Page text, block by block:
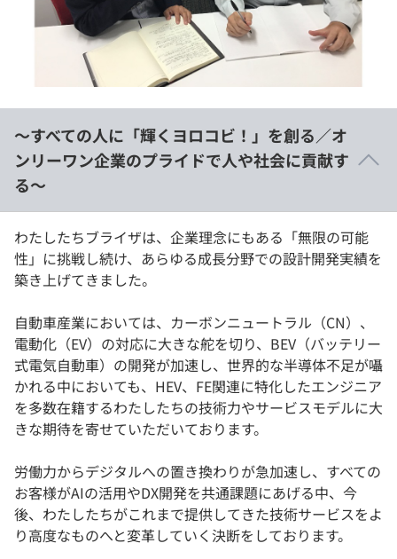
～すべての人に「輝くヨロコビ！」を創る／オ
ンリーワン企業のプライドで人や社会に貢献す
る～
わたしたちブライザは、企業理念にもある「無限の可能
性」に挑戦し続け、あらゆる成長分野での設計開発実績を
築き上げてきました。
自動車産業においては、カーボンニュートラル（CN）、
電動化（EV）の対応に大きな舵を切り、BEV（バッテリー
式電気自動車）の開発が加速し、世界的な半導体不足が囁
かれる中においても、HEV、FE関連に特化したエンジニア
を多数在籍するわたしたちの技術力やサービスモデルに大
きな期待を寄せていただいております。
労働力からデジタルへの置き換わりが急加速し、すべての
お客様がAIの活用やDX開発を共通課題にあげる中、今
後、わたしたちがこれまで提供してきた技術サービスをよ
り高度なものへと変革していく決断をしております。